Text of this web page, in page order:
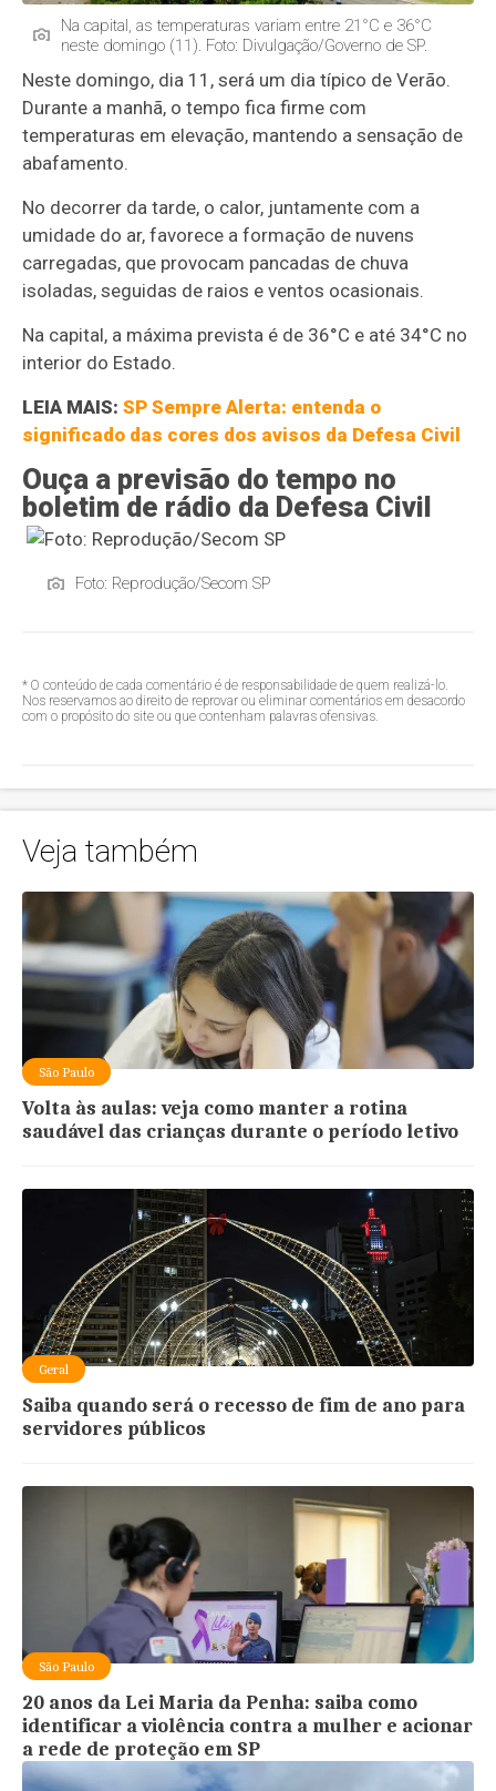
Na capital, as temperaturas variam entre 21°C e 36°C
neste domingo (11). Foto: Divulgação/Governo de SP.
Neste domingo, dia 11, será um dia típico de Verão.
Durante a manhã, o tempo fica firme com
temperaturas em elevação, mantendo a sensação de
abafamento.
No decorrer da tarde, o calor, juntamente com a
umidade do ar, favorece a formação de nuvens
carregadas, que provocam pancadas de chuva
isoladas, seguidas de raios e ventos ocasionais.
Na capital, a máxima prevista é de 36°C e até 34°C no
interior do Estado.
LEIA MAIS:SP Sempre Alerta: entenda o
significado das cores dos avisos da Defesa Civil
Ouça a previsão do tempo no
boletim de rádio da Defesa Civil
Foto: Reprodução/Secom SP
* O conteúdo de cada comentário é de responsabilidade de quem realizá-lo.
Nos reservamos ao direito de reprovar ou eliminar comentários em desacordo
com o propósito do site ou que contenham palavras ofensivas.
Veja também
São Paulo
Volta às aulas: veja como manter a rotina
saudável das crianças durante o período letivo
Geral
Saiba quando será o recesso de fim de ano para
servidores públicos
São Paulo
20 anos da Lei Maria da Penha: saiba como
identificar a violência contra a mulher e acionar
a rede de proteção em SP